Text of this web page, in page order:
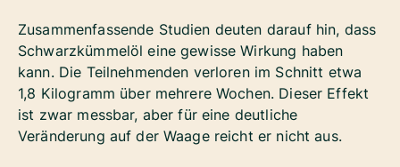
Zusammenfassende Studien deuten darauf hin, dass
Schwarzkümmelöl eine gewisse Wirkung haben
kann. Die Teilnehmenden verloren im Schnitt etwa
1,8 Kilogramm über mehrere Wochen. Dieser Effekt
ist zwar messbar, aber für eine deutliche
Veränderung auf der Waage reicht er nicht aus.